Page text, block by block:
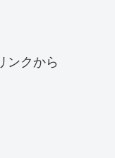
ンクから